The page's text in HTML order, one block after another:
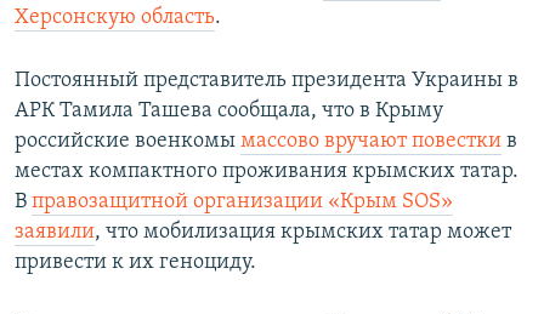
Херсонскую область.
Постоянный представитель президента Украины в
АРК Тамила Ташева сообщала, что в Крыму
российские военкомы массово вручают повестки в
местах компактного проживания крымских татар.
В правозащитной организации «Крым SOS»
заявили, что мобилизация крымских татар может
привести к их геноциду.